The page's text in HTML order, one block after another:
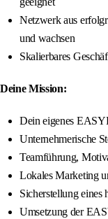
Netzwerk aus
und wachsen
Skalierbares
Deine Mission:
Dein eigenes
Unternehmerische
Teamführung,
Lokales Marketing
Sicherstellung eines
Umsetzung der